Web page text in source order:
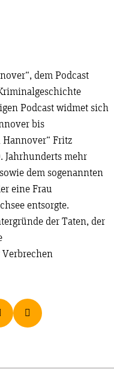
dem Podcast
Podcast widmet sich
bis
Hannover“ Fritz
Jahrhunderts mehr
dem sogenannten
eine Frau
entsorgte.
der Taten, der